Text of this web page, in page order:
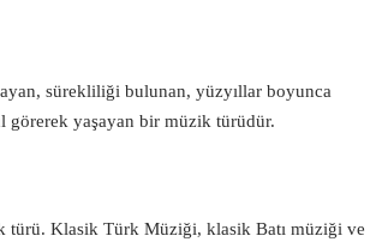
sürekliliği bulunan, yüzyıllar boyunca
görerek yaşayan bir müzik türüdür.
türü. Klasik Türk Müziği, klasik Batı müziği ve